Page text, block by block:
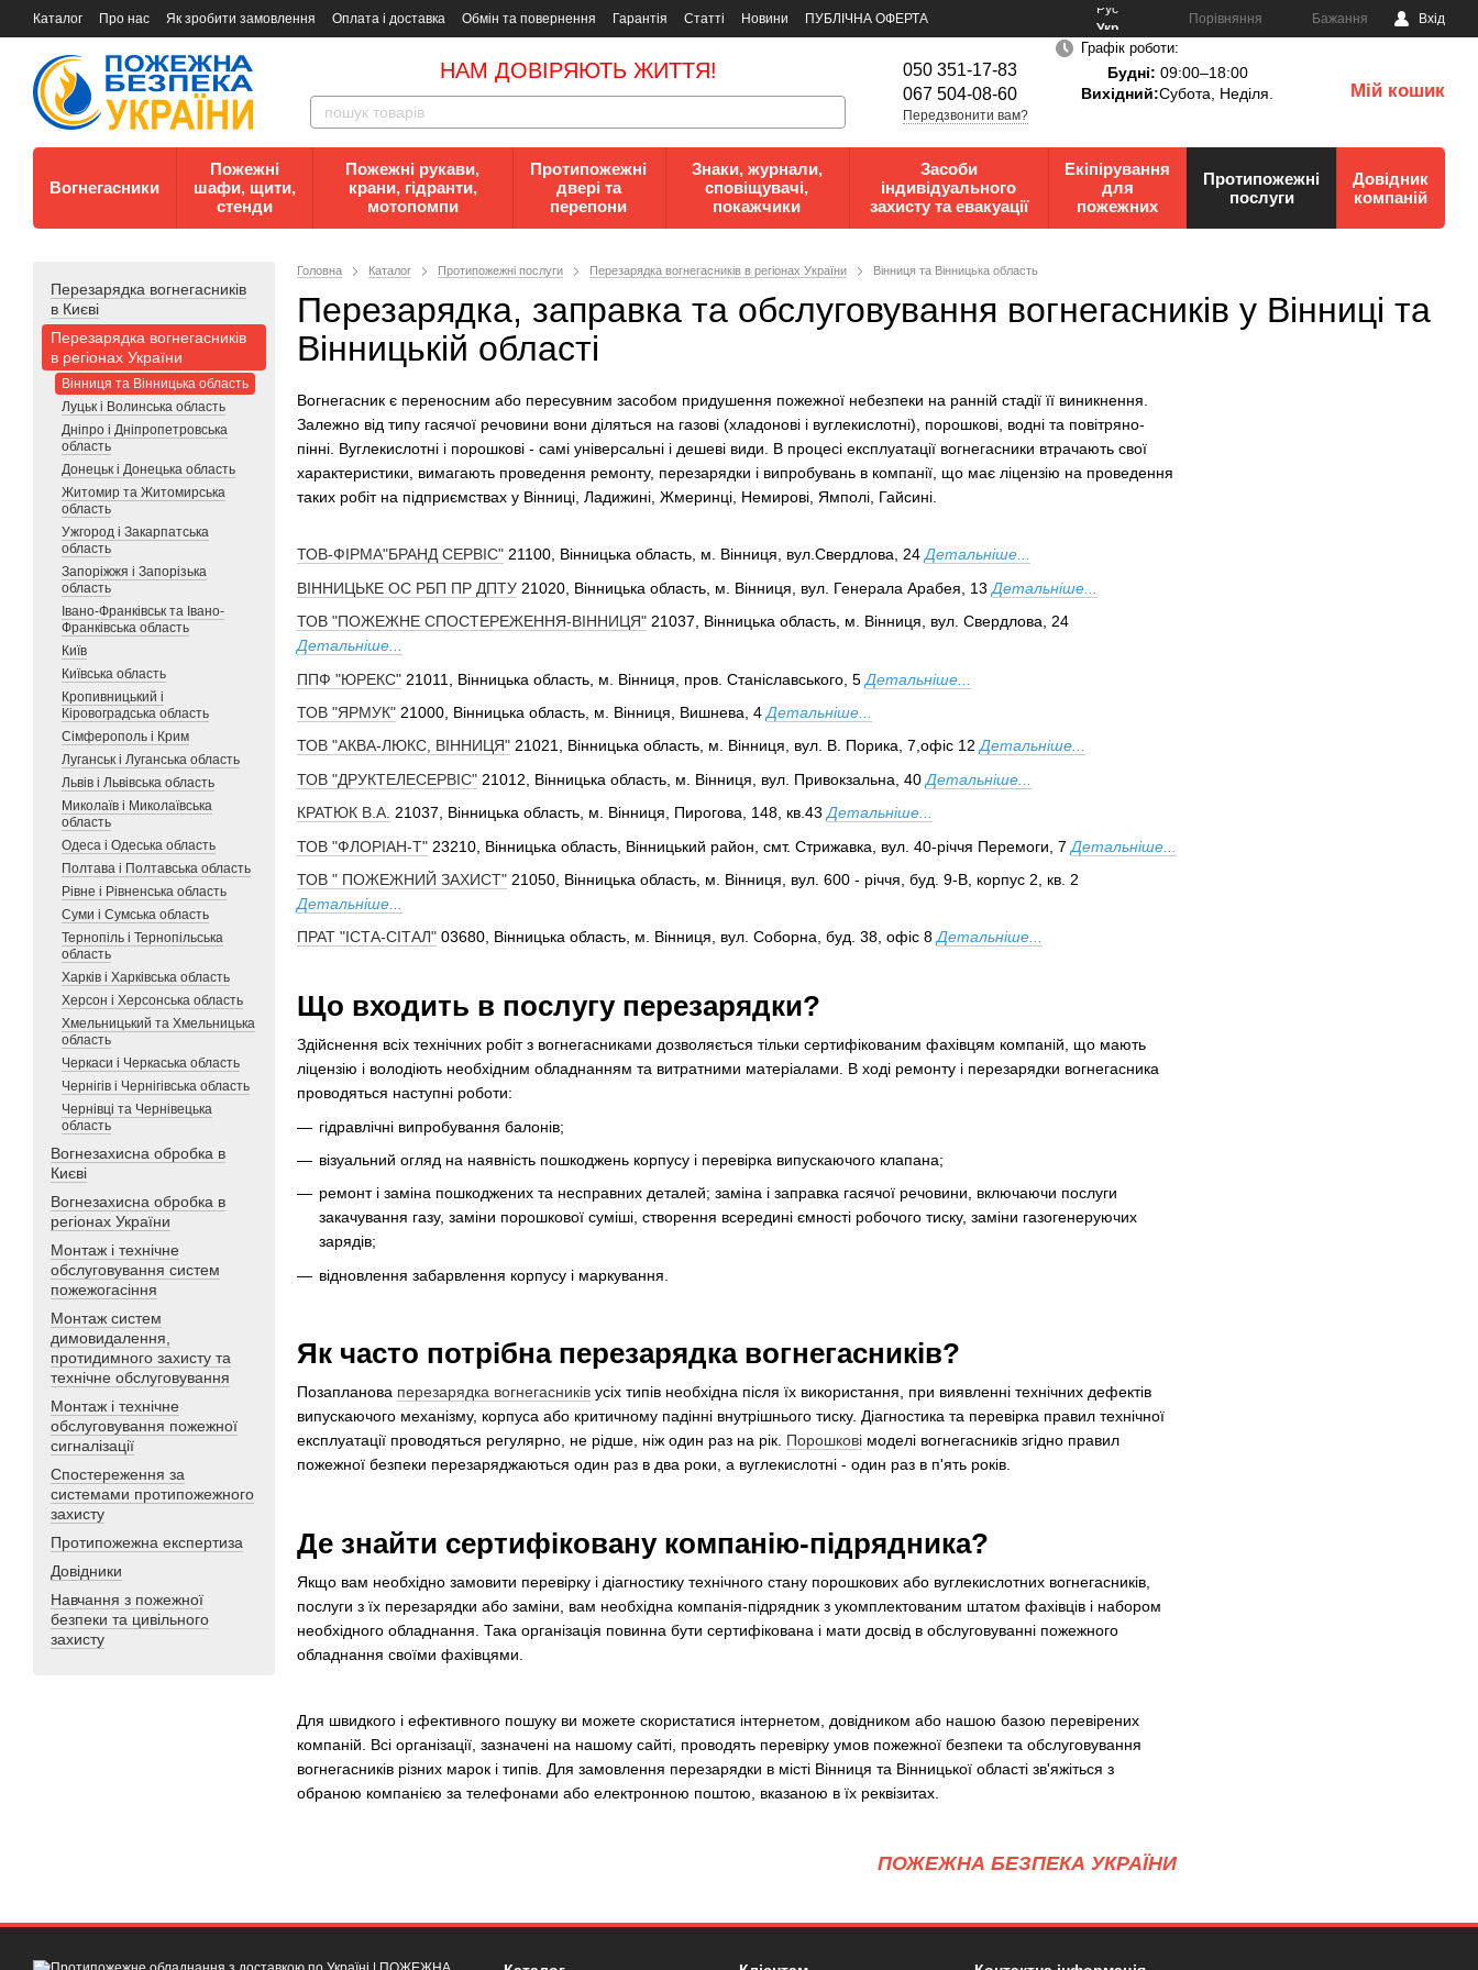
Каталог Про нас Як зробити замовлення Оплата і доставка Обмін та повернення Гарантія Статті Новини
ПУБЛІЧНА ОФЕРТА
Документи
Контакти Документи з пожежної безпеки
Рус
Укр
Порівняння Бажання Вхід
НАМ ДОВІРЯЮТЬ ЖИТТЯ!
050 351-17-83
067 504-08-60
Передзвонити вам?
Графік роботи:
Будні: 09:00–18:00
Вихідний:Субота, Неділя. Мій кошик
Вогнегасники
Пожежні
шафи, щити,
стенди
Пожежні рукави,
крани, гідранти,
мотопомпи
Протипожежні
двері та
перепони
Знаки, журнали,
сповіщувачі,
покажчики
Засоби
індивідуального
захисту та евакуації
Екіпірування
для
пожежних
Протипожежні
послуги
Довідник
компаній
Головна Каталог Протипожежні послуги Перезарядка вогнегасників в регіонах України Вінниця та Вінницька область
Перезарядка, заправка та обслуговування вогнегасників у Вінниці та
Вінницькій області
Вогнегасник є переносним або пересувним засобом придушення пожежної небезпеки на ранній стадії її виникнення.
Залежно від типу гасячої речовини вони діляться на газові (хладонові і вуглекислотні), порошкові, водні та повітряно-
пінні. Вуглекислотні і порошкові - самі універсальні і дешеві види. В процесі експлуатації вогнегасники втрачають свої
характеристики, вимагають проведення ремонту, перезарядки і випробувань в компанії, що має ліцензію на проведення
таких робіт на підприємствах у Вінниці, Ладижині, Жмеринці, Немирові, Ямполі, Гайсині.
ТОВ-ФІРМА"БРАНД СЕРВІС" 21100, Вінницька область, м. Вінниця, вул.Свердлова, 24 Детальніше...
ВІННИЦЬКЕ ОС РБП ПР ДПТУ 21020, Вінницька область, м. Вінниця, вул. Генерала Арабея, 13 Детальніше...
ТОВ "ПОЖЕЖНЕ СПОСТЕРЕЖЕННЯ-ВІННИЦЯ" 21037, Вінницька область, м. Вінниця, вул. Свердлова, 24
Детальніше...
ППФ "ЮРЕКС" 21011, Вінницька область, м. Вінниця, пров. Станіславського, 5 Детальніше...
ТОВ "ЯРМУК" 21000, Вінницька область, м. Вінниця, Вишнева, 4 Детальніше...
ТОВ "АКВА-ЛЮКС, ВІННИЦЯ" 21021, Вінницька область, м. Вінниця, вул. В. Порика, 7,офіс 12 Детальніше...
ТОВ "ДРУКТЕЛЕСЕРВІС" 21012, Вінницька область, м. Вінниця, вул. Привокзальна, 40 Детальніше...
КРАТЮК В.А. 21037, Вінницька область, м. Вінниця, Пирогова, 148, кв.43 Детальніше...
ТОВ "ФЛОРІАН-Т" 23210, Вінницька область, Вінницький район, смт. Стрижавка, вул. 40-річчя Перемоги, 7 Детальніше...
ТОВ " ПОЖЕЖНИЙ ЗАХИСТ" 21050, Вінницька область, м. Вінниця, вул. 600 - річчя, буд. 9-В, корпус 2, кв. 2
Детальніше...
ПРАТ "ІСТА-СІТАЛ" 03680, Вінницька область, м. Вінниця, вул. Соборна, буд. 38, офіс 8 Детальніше...
Що входить в послугу перезарядки?
Здійснення всіх технічних робіт з вогнегасниками дозволяється тільки сертифікованим фахівцям компаній, що мають
ліцензію і володіють необхідним обладнанням та витратними матеріалами. В ході ремонту і перезарядки вогнегасника
проводяться наступні роботи:
гідравлічні випробування балонів;
візуальний огляд на наявність пошкоджень корпусу і перевірка випускаючого клапана;
ремонт і заміна пошкоджених та несправних деталей; заміна і заправка гасячої речовини, включаючи послуги
закачування газу, заміни порошкової суміші, створення всередині ємності робочого тиску, заміни газогенеруючих
зарядів;
відновлення забарвлення корпусу і маркування.
Як часто потрібна перезарядка вогнегасників?
Позапланова перезарядка вогнегасників усіх типів необхідна після їх використання, при виявленні технічних дефектів
випускаючого механізму, корпуса або критичному падінні внутрішнього тиску. Діагностика та перевірка правил технічної
експлуатації проводяться регулярно, не рідше, ніж один раз на рік. Порошкові моделі вогнегасників згідно правил
пожежної безпеки перезаряджаються один раз в два роки, а вуглекислотні - один раз в п'ять років.
Де знайти сертифіковану компанію-підрядника?
Якщо вам необхідно замовити перевірку і діагностику технічного стану порошкових або вуглекислотних вогнегасників,
послуги з їх перезарядки або заміни, вам необхідна компанія-підрядник з укомплектованим штатом фахівців і набором
необхідного обладнання. Така організація повинна бути сертифікована і мати досвід в обслуговуванні пожежного
обладнання своїми фахівцями.
Для швидкого і ефективного пошуку ви можете скористатися інтернетом, довідником або нашою базою перевірених
компаній. Всі організації, зазначені на нашому сайті, проводять перевірку умов пожежної безпеки та обслуговування
вогнегасників різних марок і типів. Для замовлення перезарядки в місті Вінниця та Вінницької області зв'яжіться з
обраною компанією за телефонами або електронною поштою, вказаною в їх реквізитах.
ПОЖЕЖНА БЕЗПЕКА УКРАЇНИ
Перезарядка вогнегасників
в Києві
Перезарядка вогнегасників
в регіонах України
Вінниця та Вінницька область
Луцьк і Волинська область
Дніпро і Дніпропетровська
область
Донецьк і Донецька область
Житомир та Житомирська
область
Ужгород і Закарпатська
область
Запоріжжя і Запорізька
область
Івано-Франківськ та Івано-
Франківська область
Київ
Київська область
Кропивницький і
Кіровоградська область
Сімферополь і Крим
Луганськ і Луганська область
Львів і Львівська область
Миколаїв і Миколаївська
область
Одеса і Одеська область
Полтава і Полтавська область
Рівне і Рівненська область
Суми і Сумська область
Тернопіль і Тернопільська
область
Харків і Харківська область
Херсон і Херсонська область
Хмельницький та Хмельницька
область
Черкаси і Черкаська область
Чернігів і Чернігівська область
Чернівці та Чернівецька
область
Вогнезахисна обробка в
Києві
Вогнезахисна обробка в
регіонах України
Монтаж і технічне
обслуговування систем
пожежогасіння
Монтаж систем
димовидалення,
протидимного захисту та
технічне обслуговування
Монтаж і технічне
обслуговування пожежної
сигналізації
Спостереження за
системами протипожежного
захисту
Протипожежна експертиза
Довідники
Навчання з пожежної
безпеки та цивільного
захисту